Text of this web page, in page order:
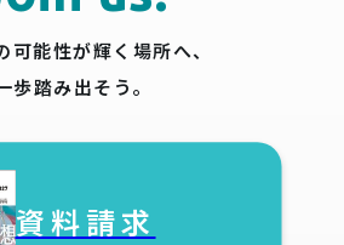
可能性が輝く場所へ、
歩踏み出そう。
資料請求